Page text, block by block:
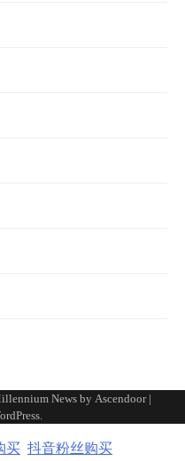
News by Ascendoor|
.
买 抖音粉丝购买